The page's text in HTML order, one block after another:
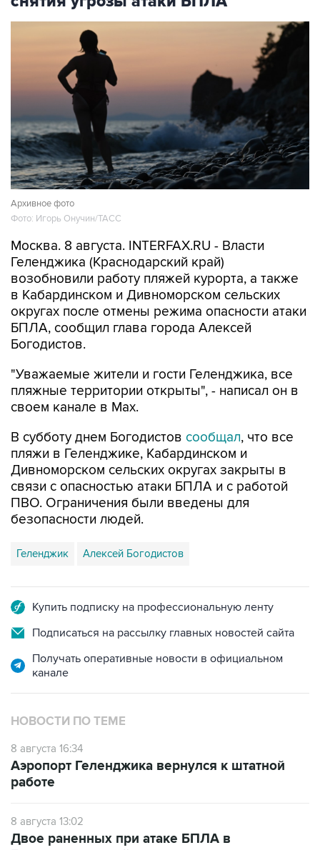
Архивное фото
Фото: Игорь Онучин/ТАСС
Москва. 8 августа. INTERFAX.RU - Власти
Геленджика (Краснодарский край)
возобновили работу пляжей курорта, а также
в Кабардинском и Дивноморском сельских
округах после отмены режима опасности атаки
БПЛА, сообщил глава города Алексей
Богодистов.
"Уважаемые жители и гости Геленджика, все
пляжные территории открыты", - написал он в
своем канале в Max.
В субботу днем Богодистов сообщал, что все
пляжи в Геленджике, Кабардинском и
Дивноморском сельских округах закрыты в
связи с опасностью атаки БПЛА и с работой
ПВО. Ограничения были введены для
безопасности людей.
Геленджик Алексей Богодистов
Купить подписку на профессиональную ленту
Подписаться на рассылку главных новостей сайта
Получать оперативные новости в официальном
канале
НОВОСТИ ПО ТЕМЕ
8 августа 16:34
Аэропорт Геленджика вернулся к штатной
работе
8 августа 13:02
Двое раненных при атаке БПЛА в